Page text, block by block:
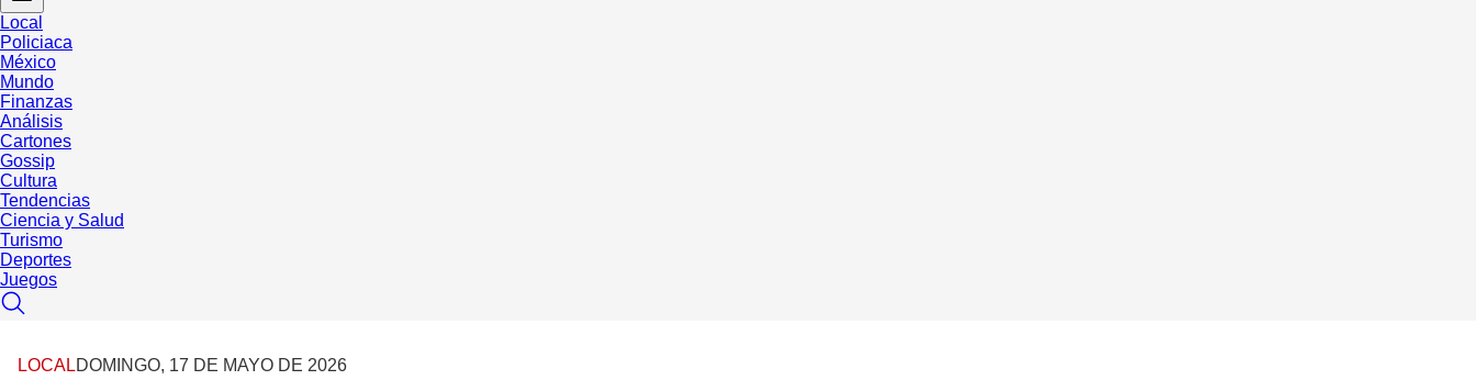
Local
Policiaca
México
Mundo
Finanzas
Análisis
Cartones
Gossip
Cultura
Tendencias
Ciencia y Salud
Turismo
Deportes
Juegos
LOCALDOMINGO, 17 DE MAYO DE 2026